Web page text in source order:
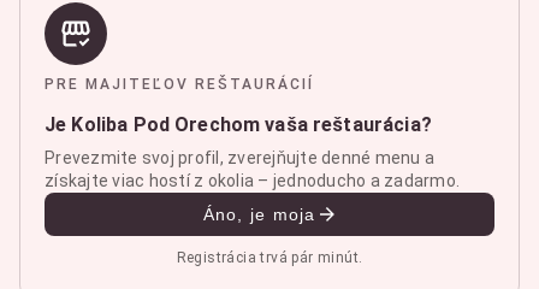
PRE MAJITEĽOV REŠTAURÁCIÍ
Je Koliba Pod Orechom vaša reštaurácia?
Prevezmite svoj profil, zverejňujte denné menu a
získajte viac hostí z okolia – jednoducho a zadarmo.
Áno, je moja
Registrácia trvá pár minút.